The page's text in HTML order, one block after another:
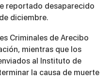
reportado desaparecido
diciembre.
Criminales de Arecibo
mientras que los
al Instituto de
la causa de muerte